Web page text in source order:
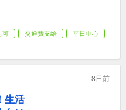
可 交通費支給
平日中心
8日前
生活